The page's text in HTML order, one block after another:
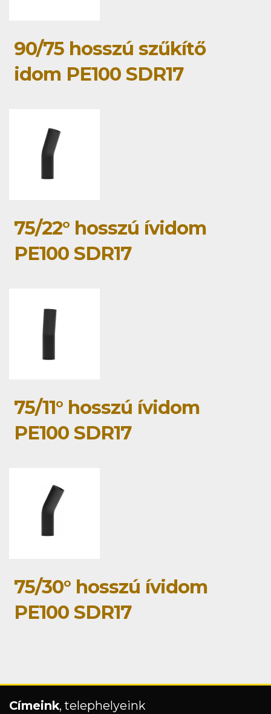
90/75 hosszú szűkítő
idom PE100 SDR17
75/22° hosszú ívidom
PE100 SDR17
75/11° hosszú ívidom
PE100 SDR17
75/30° hosszú ívidom
PE100 SDR17
Címeink, telephelyeink